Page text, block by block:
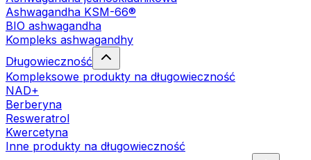
Ashwagandha KSM-66®
BIO ashwagandha
Kompleks ashwagandhy
Długowieczność
Kompleksowe produkty na długowieczność
NAD+
Berberyna
Resweratrol
Kwercetyna
Inne produkty na długowieczność